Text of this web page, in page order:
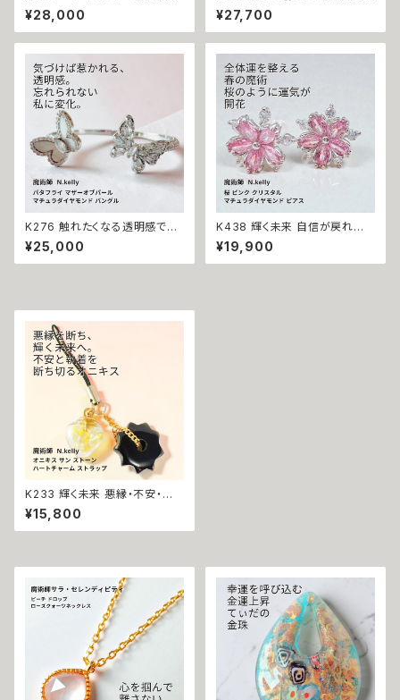
のクロス」悪運を断ち切り成功
と富をつかむ 金運上昇 キャリア
アップ マチュラダイヤモンド ク
十字架 魔術 白魔術 運気アップ
おまもり おまじない 魔術 本物
強力 白魔術 占い 願いが叶う
¥28,000
ターコイズ ローズ スター フラワ
ー 高位魔術 パワーストーン ブ
レスレット N.kelly製作 天然石
結び 独占 白魔術 魔術 アクセサ
リー 数珠 成功 占い イギリス 魔
女 魔法
¥27,700
K276 触れたくなる透明感で惹
き寄せる 忘れられない魅力を纏
う バタフライ マザーオブパール
マチュラダイヤモンド バングル
成就 片思い 引き寄せ 縁結び
成功 モテ
¥25,000
K438 輝く未来 自信が戻れば、
流れが変わる 運気を底上げ チ
ェリーブロッサム さくら クリスタ
ル マチュラダイヤモンド 桜 スタ
¥19,900
K233 輝く未来 悪縁・不安・執
着を断つ 運気改善 オニキス サ
ン ストーン ハートチャーム キー
ホルダー ストラップ N.Kelly製
運 強運 本物 パワーストーン お
守り 強力
¥15,800